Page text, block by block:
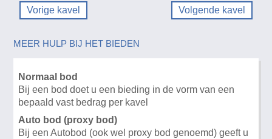
Vorige kavel Volgende kavel
MEER HULP BIJ HET BIEDEN
Normaal bod
Bij een bod doet u een bieding in de vorm van een
bepaald vast bedrag per kavel
Auto bod (proxy bod)
Bij een Autobod (ook wel proxy bod genoemd) geeft u